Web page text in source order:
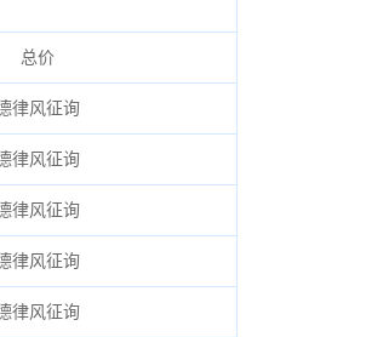
总价
律风征询
律风征询
律风征询
律风征询
律风征询